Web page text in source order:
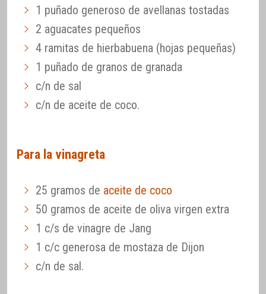
1 puñado generoso de avellanas tostadas
2 aguacates pequeños
4 ramitas de hierbabuena (hojas pequeñas)
1 puñado de granos de granada
c/n de sal
c/n de aceite de coco.
Para la vinagreta
25 gramos de aceite de coco
50 gramos de aceite de oliva virgen extra
1 c/s de vinagre de Jang
1 c/c generosa de mostaza de Dijon
c/n de sal.